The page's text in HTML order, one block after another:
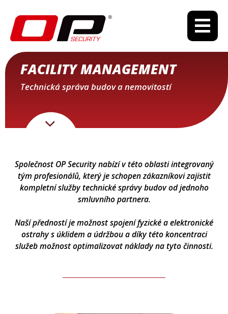
FACILITY MANAGEMENT
Technická správa budov a nemovitostí
Společnost OP Security nabízí v této oblasti integrovaný
tým profesionálů, který je schopen zákazníkovi zajistit
kompletní služby technické správy budov od jednoho
smluvního partnera.
Naší předností je možnost spojení fyzické a elektronické
ostrahy s úklidem a údržbou a díky této koncentraci
služeb možnost optimalizovat náklady na tyto činnosti.